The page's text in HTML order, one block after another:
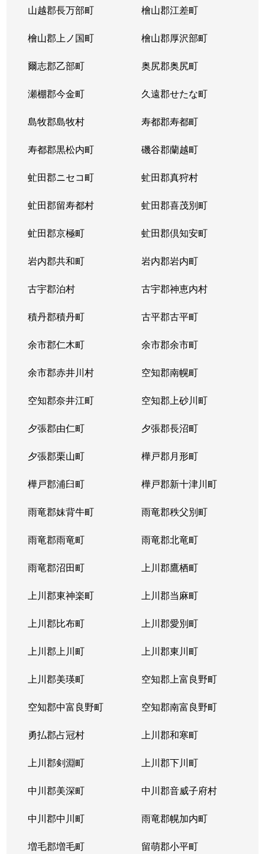
山越郡長万部町 檜山郡江差町
檜山郡上ノ国町 檜山郡厚沢部町
爾志郡乙部町 奥尻郡奥尻町
瀬棚郡今金町 久遠郡せたな町
島牧郡島牧村 寿都郡寿都町
寿都郡黒松内町 磯谷郡蘭越町
虻田郡ニセコ町 虻田郡真狩村
虻田郡留寿都村 虻田郡喜茂別町
虻田郡京極町 虻田郡倶知安町
岩内郡共和町 岩内郡岩内町
古宇郡泊村 古宇郡神恵内村
積丹郡積丹町 古平郡古平町
余市郡仁木町 余市郡余市町
余市郡赤井川村 空知郡南幌町
空知郡奈井江町 空知郡上砂川町
夕張郡由仁町 夕張郡長沼町
夕張郡栗山町 樺戸郡月形町
樺戸郡浦臼町 樺戸郡新十津川町
雨竜郡妹背牛町 雨竜郡秩父別町
雨竜郡雨竜町 雨竜郡北竜町
雨竜郡沼田町 上川郡鷹栖町
上川郡東神楽町 上川郡当麻町
上川郡比布町 上川郡愛別町
上川郡上川町 上川郡東川町
上川郡美瑛町 空知郡上富良野町
空知郡中富良野町 空知郡南富良野町
勇払郡占冠村 上川郡和寒町
上川郡剣淵町 上川郡下川町
中川郡美深町 中川郡音威子府村
中川郡中川町 雨竜郡幌加内町
増毛郡増毛町 留萌郡小平町